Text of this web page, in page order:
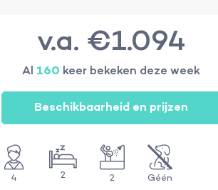
4 2 2 Géén
v.a. €1.094
Al 160 keer bekeken deze week
Beschikbaarheid en prijzen